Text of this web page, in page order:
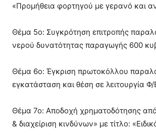
«Προμήθεια φορτηγού με γερανό και
Θέμα 5ο: Συγκρότηση επιτροπής
νερού δυνατότητας παραγωγής 600
Θέμα 6ο: Έγκριση πρωτοκόλλου
εγκατάσταση και θέση σε λειτουργία
Θέμα 7ο: Αποδοχή χρηματοδότησης
& διαχείριση κινδύνων» με τίτλο: